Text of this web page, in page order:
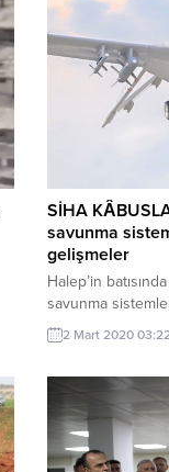
SİHA
savunma
gelişmeler
Halep’in
savunma
tarafından imha
üstünlüğü ele
Türklerin
askerlerini
başladılar.
2 Mart 2020 03:22